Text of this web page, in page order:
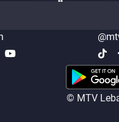
© MTV